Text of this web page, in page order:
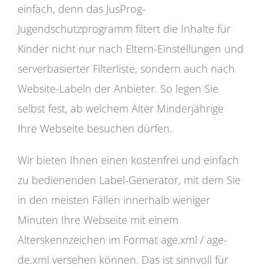
einfach, denn das JusProg-
Jugendschutzprogramm filtert die Inhalte für
Kinder nicht nur nach Eltern-Einstellungen und
serverbasierter Filterliste, sondern auch nach
Website-Labeln der Anbieter. So legen Sie
selbst fest, ab welchem Alter Minderjährige
Ihre Webseite besuchen dürfen.
Wir bieten Ihnen einen kostenfrei und einfach
zu bedienenden Label-Generator, mit dem Sie
in den meisten Fällen innerhalb weniger
Minuten Ihre Webseite mit einem
Alterskennzeichen im Format age.xml / age-
de.xml versehen können. Das ist sinnvoll für